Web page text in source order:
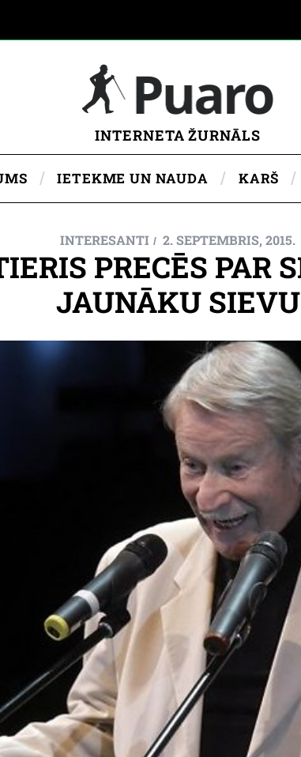
INTERNETA ŽURNĀLS
IETEKME UN NAUDA KARŠ
INTERESANTI 2. SEPTEMBRIS, 2015.
PRECĒS PAR
JAUNĀKU SIEVU